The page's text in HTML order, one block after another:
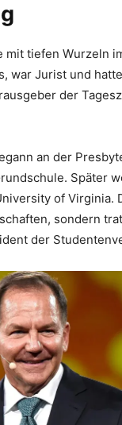
mit tiefen Wurzeln
war Jurist und
der
an der
Später
of Virginia.
sondern
der